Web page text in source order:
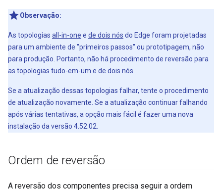
Observação:
As topologias all-in-one e de dois nós do Edge foram projetadas
para um ambiente de "primeiros passos" ou prototipagem, não
para produção. Portanto, não há procedimento de reversão para
as topologias tudo-em-um e de dois nós.
Se a atualização dessas topologias falhar, tente o procedimento
de atualização novamente. Se a atualização continuar falhando
após várias tentativas, a opção mais fácil é fazer uma nova
instalação da versão 4.52.02.
Ordem de reversão
A reversão dos componentes precisa seguir a ordem